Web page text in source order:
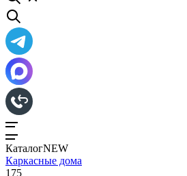
КаталогNEW
Каркасные дома
175